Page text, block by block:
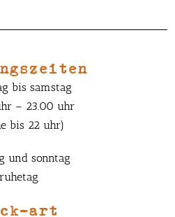
bis samstag
– 23.00 uhr
bis 22 uhr)
und sonntag
ruhetag
art